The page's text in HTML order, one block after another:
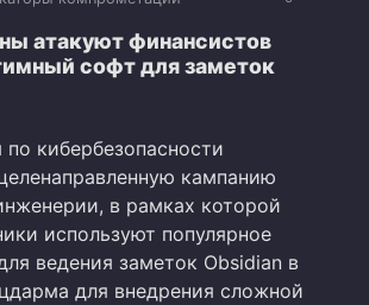
атакуют финансистов
софт для заметок
кибербезопасности
кампанию
в рамках которой
используют популярное
ведения заметок Obsidian в
для внедрения сложной